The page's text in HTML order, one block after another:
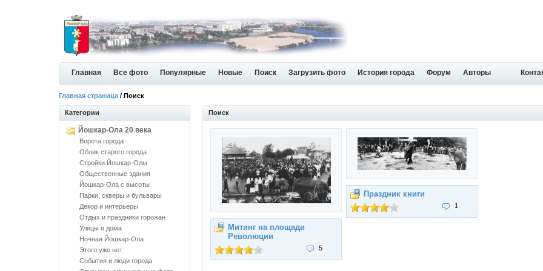
Главная Все фото Популярные Новые Поиск Загрузить фото История города Форум Авторы
Главная страница / Поиск
Категории
Йошкар-Ола 20 века
Ворота города
Облик старого города
Стройки Йошкар-Олы
Общественные здания
Йошкар-Ола с высоты
Парки, скверы и бульвары
Декор и интерьеры
Отдых и праздники горожан
Улицы и дома
Ночная Йошкар-Ола
Этого уже нет
События и люди города
Поиск
Митинг на площади
Революции
5
Праздник книги
1